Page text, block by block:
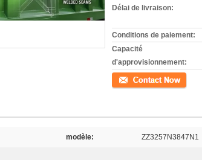
Délai de livraison:
Conditions de paiement:
Capacité
d'approvisionnement:
Contact
modèle: ZZ3257N3847N1